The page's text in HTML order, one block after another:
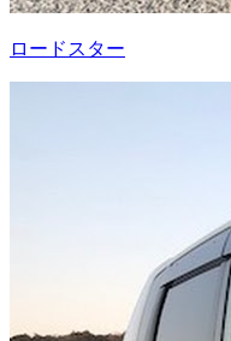
ロードスター